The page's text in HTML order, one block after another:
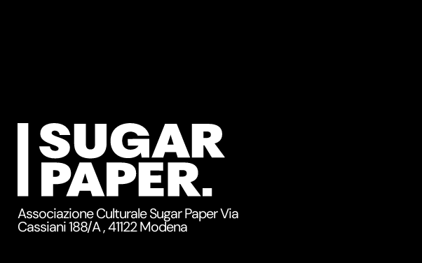
Associazione Culturale Sugar Paper Via
Cassiani 188/A , 41122 Modena